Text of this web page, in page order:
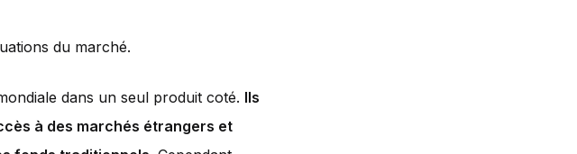
du marché.
dans un seul produit coté. Ils
à des marchés étrangers et